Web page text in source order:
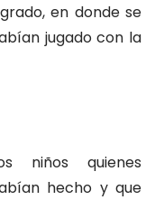
en donde se
jugado con la
niños quienes
hecho y que